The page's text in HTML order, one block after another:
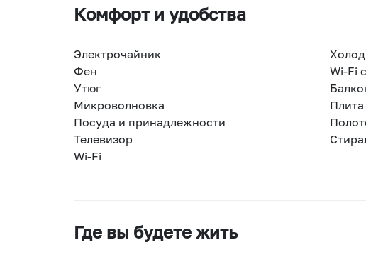
Комфорт и удобства
Электрочайник
Фен
Wi-Fi
Утюг
Микроволновка
Плита
Посуда и принадлежности
Телевизор
Wi-Fi
Где вы будете жить